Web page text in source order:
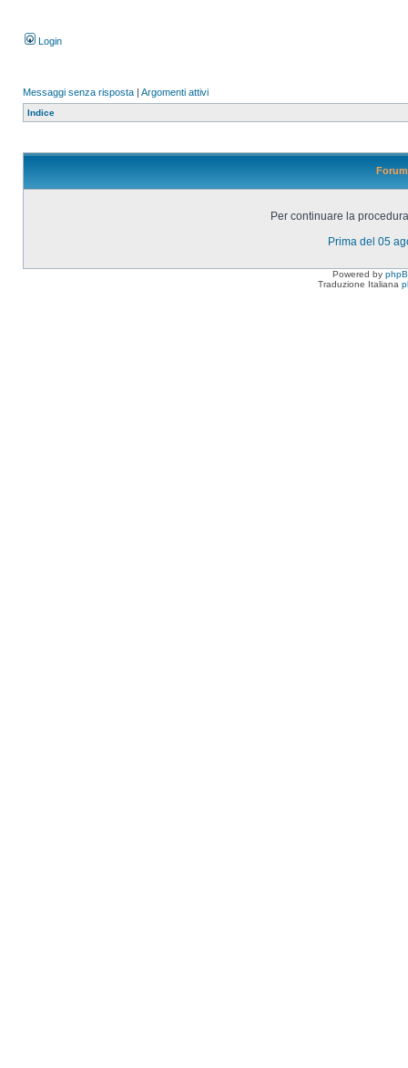
Login
Messaggi senza risposta | Argomenti attivi
Indice
Per continuare la
Prima del 05
Powered by
Traduzione Italiana